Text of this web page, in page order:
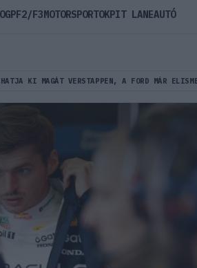
KI MAGÁT VERSTAPPEN, A FORD MÁR
F2/F3MOTORSPORTOKPIT LANEAUTÓ